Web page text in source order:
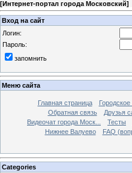
[Интернет-портал города Московский]
Вход на сайт
Логин:
Пароль:
запомнить
Меню сайта
Главная страница
Обратная связь
Друзья
Видеочат города Моск...
Тесты
Нижнее Валуево
FAQ
Categories